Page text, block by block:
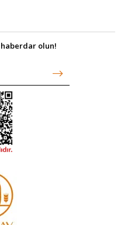
haberdar olun!